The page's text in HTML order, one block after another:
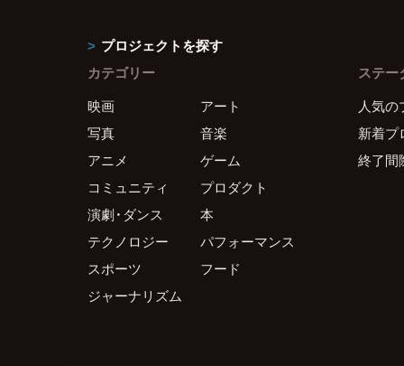
プロジェクトを探す
カテゴリー
映画
アート
写真
音楽
アニメ
ゲーム
コミュニティ
プロダクト
演劇・ダンス
本
テクノロジー
パフォーマンス
スポーツ
フード
ジャーナリズム
ステー
人気の
新着プ
終了間